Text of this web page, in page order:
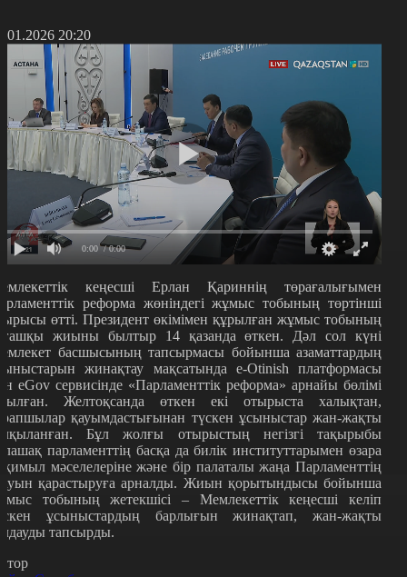
20:20
0:00 / 0:00
кеңесші Ерлан Қариннің төрағалығымен
реформа жөніндегі жұмыс тобының төртінші
өтті. Президент өкімімен құрылған жұмыс тобының
жиыны былтыр 14 қазанда өткен. Дәл сол күні
басшысының тапсырмасы бойынша азаматтардың
жинақтау мақсатында e-Otinish платформасы
eGov сервисінде «Парламенттік реформа» арнайы бөлімі
Желтоқсанда өткен екі отырыста халықтан,
қауымдастығынан түскен ұсыныстар жан-жақты
Бұл жолғы отырыстың негізгі тақырыбы
парламенттің басқа да билік институттарымен өзара
қимыл мәселелеріне және бір палаталы жаңа Парламенттің
қарастыруға арналды. Жиын қорытындысы бойынша
тобының жетекшісі – Мемлекеттік кеңесші келіп
ұсыныстардың барлығын жинақтап, жан-жақты
тапсырды.